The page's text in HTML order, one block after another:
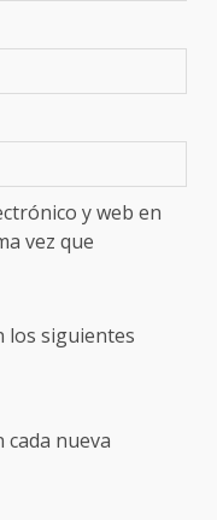
y web en
vez que
los siguientes
nueva